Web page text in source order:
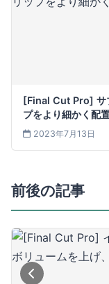
[Final Cut Pro] サ
プをより細かく配
2023年7月13日
前後の記事